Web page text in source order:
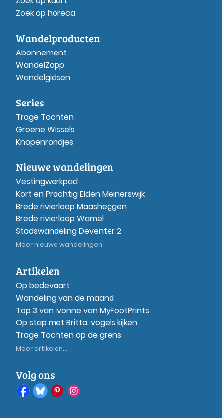
Zoek op horeca
Wandelproducten
Abonnement
WandelZapp
Wandelgidsen
Series
Trage Tochten
Groene Wissels
Knopenrondjes
Nieuwe wandelingen
Vestingwerkpad
Kort en Prachtig Elden Meinerswijk
Brede rivierloop Maasheggen
Brede rivierloop Wamel
Stadswandeling Deventer 2
Meer nieuwe wandelingen
Artikelen
Op bedevaart
Wandeling van de maand
Top 3 van Ivonne van MyFootPrints
Op stap met Britta: vogels kijken
Trage Tochten op de grens
Meer artikelen...
Volg ons